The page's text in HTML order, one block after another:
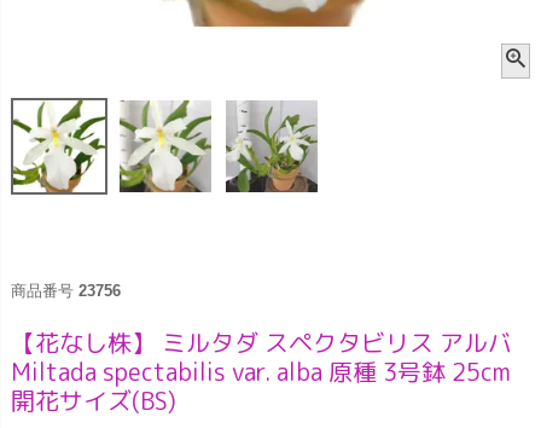
商品番号 23756
【花なし株】 ミルタダ スペクタビリス アルバ
Miltada spectabilis var. alba 原種 3号鉢 25cm
開花サイズ(BS)